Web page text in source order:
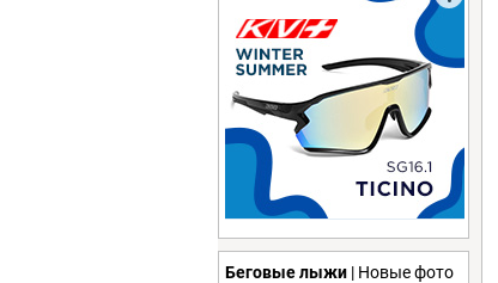
Беговые лыжи | Новые фото